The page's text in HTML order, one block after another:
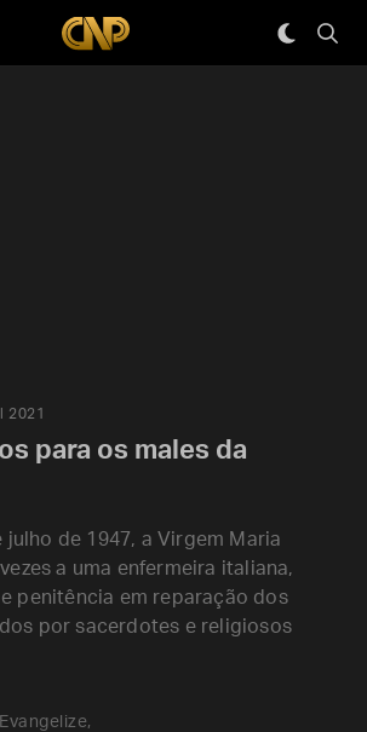
2021
para os males da
julho de 1947, a Virgem Maria
a uma enfermeira italiana,
penitência em reparação dos
por sacerdotes e religiosos
Evangelize,